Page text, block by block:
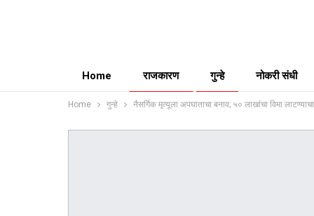
Home राजकारण गुन्हे नोकरी संधी
Home गुन्हे नैसर्गिक मृत्यूला अपघाताचा बनाव; ५० लाखांचा विमा